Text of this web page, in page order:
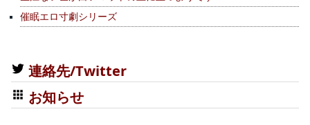
催眠エロ寸劇シリーズ
連絡先/Twitter
お知らせ